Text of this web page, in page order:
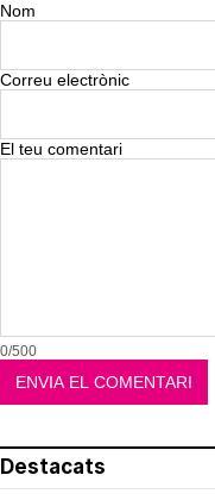
Nom
Correu electrònic
El teu comentari
0/500
Destacats